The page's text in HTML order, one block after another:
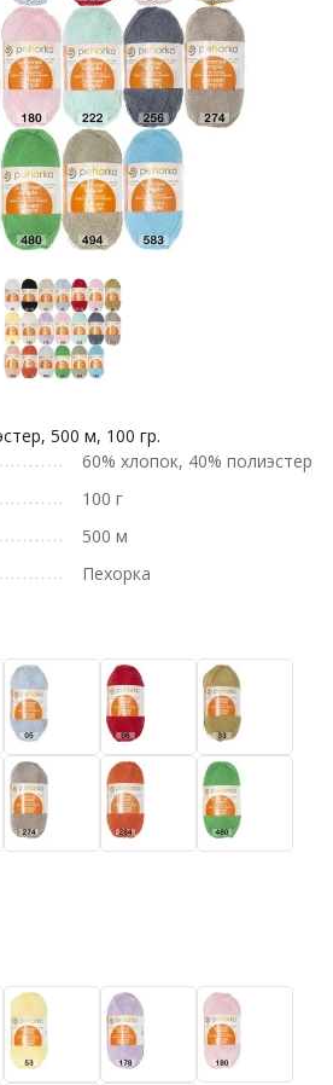
500 м, 100 гр.
60% хлопок, 40% полиэстер
100 г
500 м
Пехорка